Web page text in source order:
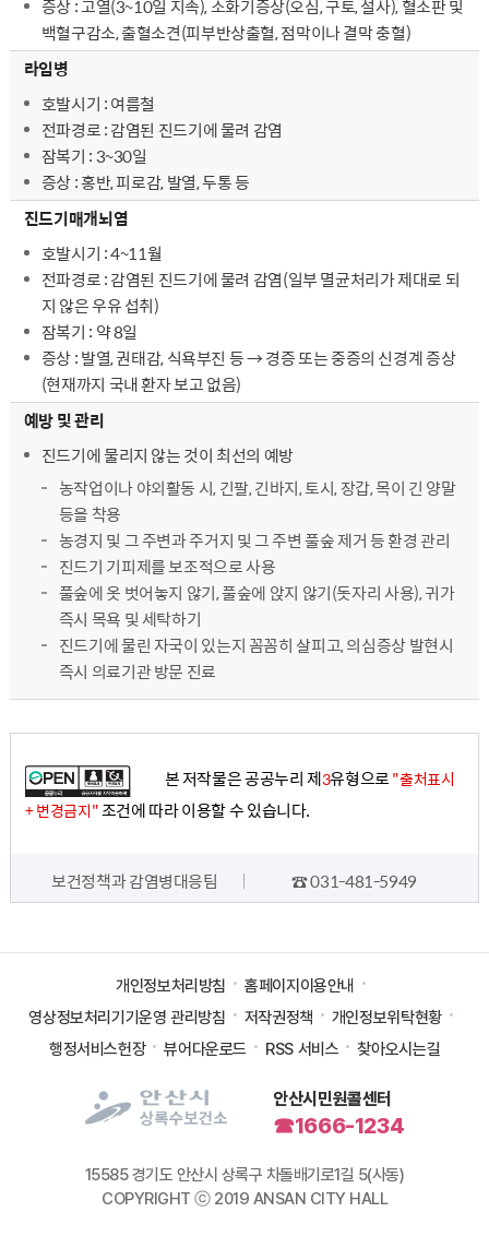
증상 : 고열(3~10일 지속), 소화기증상(오심, 구토, 설사), 혈소판 및
백혈구감소, 출혈소견(피부반상출혈, 점막이나 결막 충혈)
라임병
호발시기 : 여름철
전파경로 : 감염된 진드기에 물려 감염
잠복기 : 3~30일
증상 : 홍반, 피로감, 발열, 두통 등
진드기매개뇌염
호발시기 : 4~11월
전파경로 : 감염된 진드기에 물려 감염(일부 멸균처리가 제대로 되
지 않은 우유 섭취)
잠복기 : 약 8일
증상 : 발열, 권태감, 식욕부진 등 → 경증 또는 중증의 신경계 증상
(현재까지 국내 환자 보고 없음)
예방 및 관리
진드기에 물리지 않는 것이 최선의 예방
농작업이나 야외활동 시, 긴팔, 긴바지, 토시, 장갑, 목이 긴 양말
등을 착용
농경지 및 그 주변과 주거지 및 그 주변 풀숲 제거 등 환경 관리
진드기 기피제를 보조적으로 사용
풀숲에 옷 벗어놓지 않기, 풀숲에 앉지 않기(돗자리 사용), 귀가
즉시 목욕 및 세탁하기
진드기에 물린 자국이 있는지 꼼꼼히 살피고, 의심증상 발현시
즉시 의료기관 방문 진료
본 저작물은 공공누리 제3유형으로"출처표시
+ 변경금지"조건에 따라 이용할 수 있습니다.
보건정책과 감염병대응팀 ☎ 031-481-5949
개인정보처리방침
홈페이지이용안내
영상정보처리기기운영 관리방침
저작권정책
개인정보위탁현황
행정서비스헌장
뷰어다운로드 RSS 서비스 찾아오시는길
안산시민원콜센터
☎1666-1234
15585 경기도 안산시 상록구 차돌배기로1길 5(사동)
COPYRIGHT ⓒ 2019 ANSAN CITY HALL